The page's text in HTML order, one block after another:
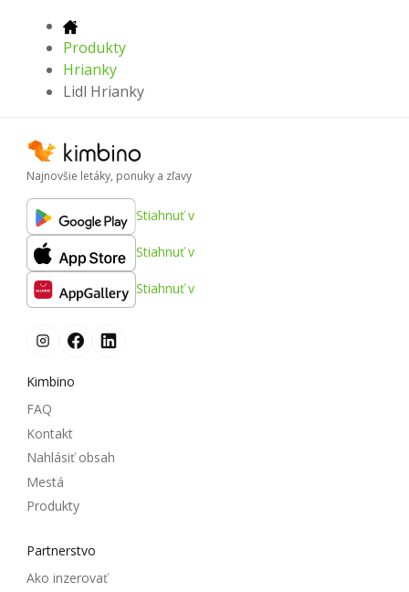
Produkty
Hrianky
Lidl Hrianky
Najnovšie letáky, ponuky a zľavy
Stiahnuť v
Stiahnuť v
Stiahnuť v
Kimbino
FAQ
Kontakt
Nahlásiť obsah
Mestá
Produkty
Partnerstvo
Ako inzerovať